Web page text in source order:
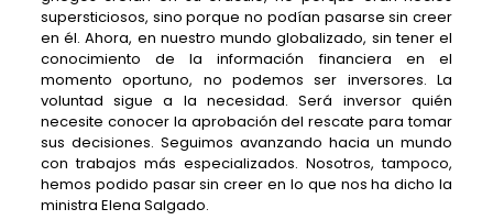
supersticiosos, sino porque no podían pasarse sin creer
en él. Ahora, en nuestro mundo globalizado, sin tener el
conocimiento de la información financiera en el
momento oportuno, no podemos ser inversores. La
voluntad sigue a la necesidad. Será inversor quién
necesite conocer la aprobación del rescate para tomar
sus decisiones. Seguimos avanzando hacia un mundo
con trabajos más especializados. Nosotros, tampoco,
hemos podido pasar sin creer en lo que nos ha dicho la
ministra Elena Salgado.